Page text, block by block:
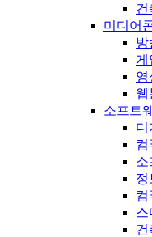
건
미디어
방
게
영
웹
소프트
디
컴
소
정
컴
스
건